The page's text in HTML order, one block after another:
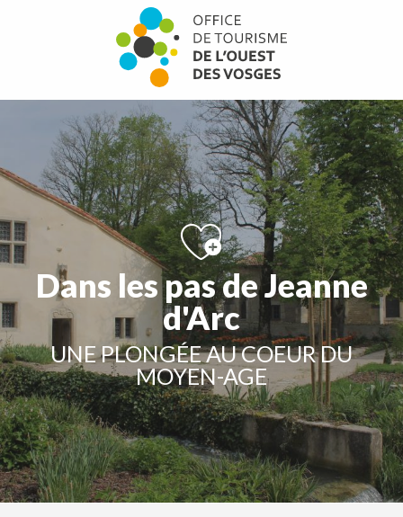
Dans les pas de Jeanne
d'Arc
UNE PLONGÉE AU COEUR DU
MOYEN-AGE